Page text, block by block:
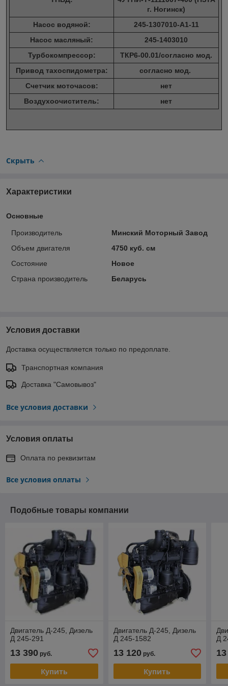
г. Ногинск)
Насос водяной:
245-1307010-А1-11
Насос масляный:
245-1403010
Турбокомпрессор:
ТКР6-00.01/согласно мод.
Привод тахоспидометра:
согласно мод.
Счетчик моточасов:
нет
Воздухоочиститель:
нет
Скрыть
Характеристики
Основные
Производитель
Минский Моторный Завод
Объем двигателя
4750 куб. см
Состояние
Новое
Страна производитель
Беларусь
Условия доставки
Доставка осуществляется только по предоплате.
Транспортная компания
Доставка "Самовывоз"
Все условия доставки
Условия оплаты
Оплата по реквизитам
Все условия оплаты
Подобные товары компании
Двигатель Д-245, Дизель
Д 245-291
13 390 руб.
Купить
Двигатель Д-245, Дизель
Д 245-1582
13 120руб.
Купить
Д